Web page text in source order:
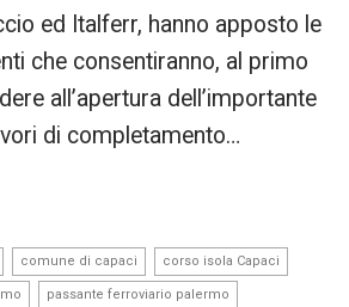
ed Italferr, hanno apposto le
che consentiranno, al primo
all’apertura dell’importante
di completamento…
comune di capaci corso isola Capaci
passante ferroviario palermo